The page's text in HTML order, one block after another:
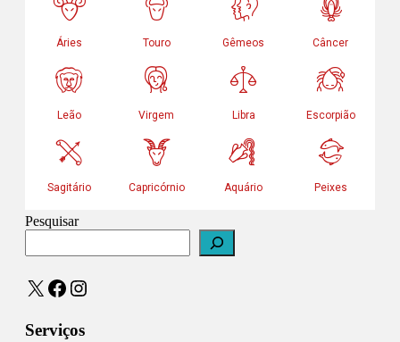
Pesquisar
X Facebook
Instagram
Serviços